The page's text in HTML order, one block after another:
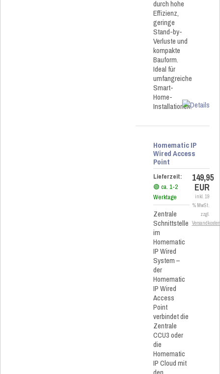
durch hohe
Effizienz,
geringe
Stand-by-
Verluste und
kompakte
Bauform.
Ideal für
umfangreiche
Smart-
Home-
Installationen.
Homematic IP
Wired Access
Point
Lieferzeit:
🟢 ca. 1-2
Werktage
Zentrale
Schnittstelle
im
Homematic
IP Wired
System –
der
Homematic
IP Wired
Access
Point
verbindet die
Zentrale
CCU3 oder
die
Homematic
IP Cloud mit
149,95
EUR
inkl. 19
% MwSt.
zzgl.
Versandkosten